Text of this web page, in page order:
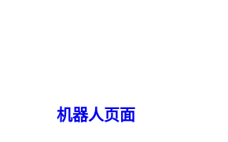
机器人页面